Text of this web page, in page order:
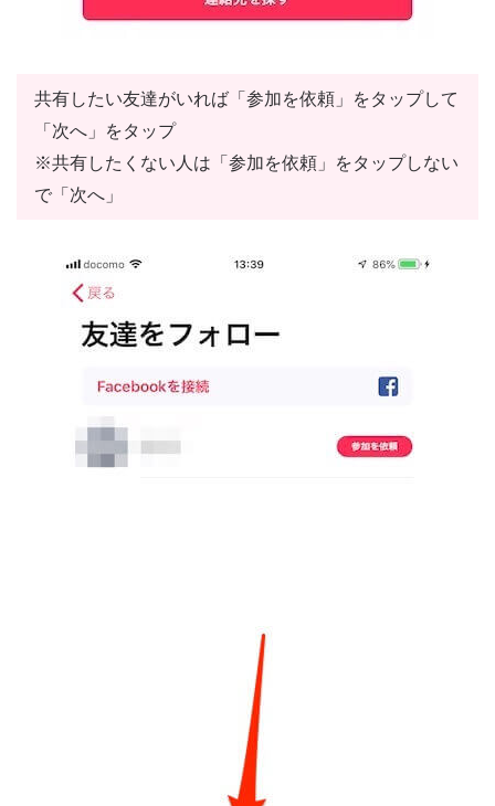
共有したい友達がいれば「参加を依頼」をタップして
「次へ」をタップ
※共有したくない人は「参加を依頼」をタップしない
で「次へ」